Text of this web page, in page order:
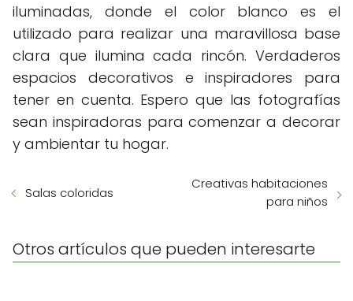
iluminadas, donde el color blanco es el
utilizado para realizar una maravillosa base
clara que ilumina cada rincón. Verdaderos
espacios decorativos e inspiradores para
tener en cuenta. Espero que las fotografías
sean inspiradoras para comenzar a decorar
y ambientar tu hogar.
Salas coloridas
Creativas habitaciones
para niños
Otros artículos que pueden interesarte